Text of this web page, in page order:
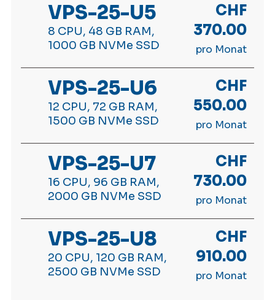
VPS-25-U5
8 CPU, 48 GB RAM,
1000 GB NVMe SSD
CHF
370.00
pro Monat
VPS-25-U6
12 CPU, 72 GB RAM,
1500 GB NVMe SSD
CHF
550.00
pro Monat
VPS-25-U7
16 CPU, 96 GB RAM,
2000 GB NVMe SSD
CHF
730.00
pro Monat
VPS-25-U8
20 CPU, 120 GB RAM,
2500 GB NVMe SSD
CHF
910.00
pro Monat